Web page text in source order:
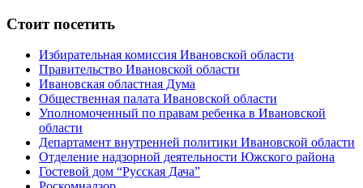
Стоит посетить
Избирательная комиссия Ивановской области
Правительство Ивановской области
Ивановская областная Дума
Общественная палата Ивановской области
Уполномоченный по правам ребенка в Ивановской
области
Департамент внутренней политики Ивановской области
Отделение надзорной деятельности Южского района
Гостевой дом “Русская Дача”